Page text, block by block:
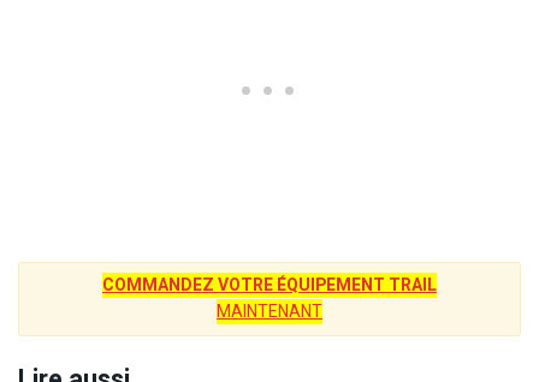
COMMANDEZ VOTRE ÉQUIPEMENT TRAIL
MAINTENANT